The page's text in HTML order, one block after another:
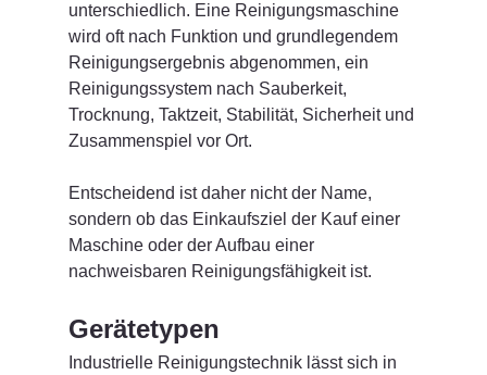
unterschiedlich. Eine Reinigungsmaschine
wird oft nach Funktion und grundlegendem
Reinigungsergebnis abgenommen, ein
Reinigungssystem nach Sauberkeit,
Trocknung, Taktzeit, Stabilität, Sicherheit und
Zusammenspiel vor Ort.
Entscheidend ist daher nicht der Name,
sondern ob das Einkaufsziel der Kauf einer
Maschine oder der Aufbau einer
nachweisbaren Reinigungsfähigkeit ist.
Gerätetypen
Industrielle Reinigungstechnik lässt sich in